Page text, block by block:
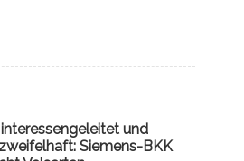
und
Siemens-BKK